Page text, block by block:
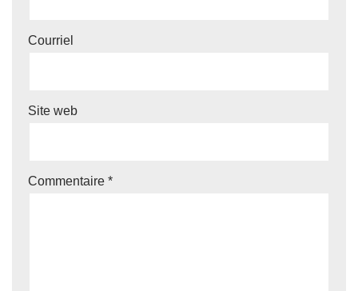
Courriel
Site web
Commentaire *